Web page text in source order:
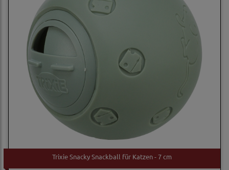
Trixie Snacky Snackball für Katzen - 7 cm